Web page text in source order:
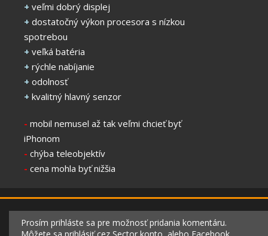
+ veľmi dobrý displej
+ dostatočný výkon procesora s nízkou
spotrebou
+ veľká batéria
+ rýchle nabíjanie
+ odolnosť
+ kvalitný hlavný senzor
- mobil nemusel až tak veľmi chcieť byť
iPhonom
- chýba teleobjektív
- cena mohla byť nižšia
Prosím prihláste sa pre možnosť pridania komentáru.